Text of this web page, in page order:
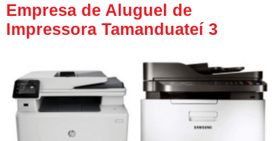
Empresa de Aluguel de
Impressora Tamanduateí 3